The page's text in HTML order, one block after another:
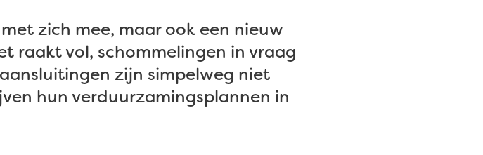
zich mee, maar ook een nieuw
raakt vol, schommelingen in vraag
zijn simpelweg niet
hun verduurzamingsplannen in